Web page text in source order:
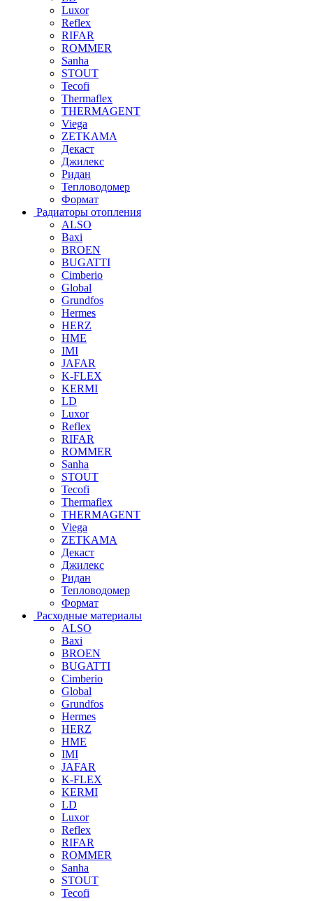
Luxor
Reflex
RIFAR
ROMMER
Sanha
STOUT
Tecofi
Thermaflex
THERMAGENT
Viega
ZETKAMA
Декаст
Джилекс
Ридан
Тепловодомер
Формат
Радиаторы отопления
ALSO
Baxi
BROEN
BUGATTI
Cimberio
Global
Grundfos
Hermes
HERZ
HME
IMI
JAFAR
K-FLEX
KERMI
LD
Luxor
Reflex
RIFAR
ROMMER
Sanha
STOUT
Tecofi
Thermaflex
THERMAGENT
Viega
ZETKAMA
Декаст
Джилекс
Ридан
Тепловодомер
Формат
Расходные материалы
ALSO
Baxi
BROEN
BUGATTI
Cimberio
Global
Grundfos
Hermes
HERZ
HME
IMI
JAFAR
K-FLEX
KERMI
LD
Luxor
Reflex
RIFAR
ROMMER
Sanha
STOUT
Tecofi